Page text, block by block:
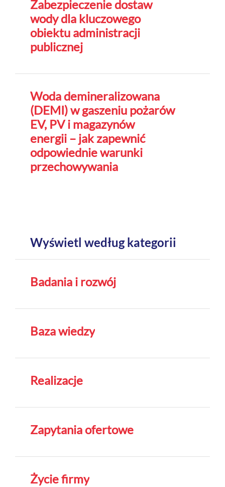
Zabezpieczenie dostaw
wody dla kluczowego
obiektu administracji
publicznej
Woda demineralizowana
(DEMI) w gaszeniu pożarów
EV, PV i magazynów
energii – jak zapewnić
odpowiednie warunki
przechowywania
Wyświetl według kategorii
Badania i rozwój
Baza wiedzy
Realizacje
Zapytania ofertowe
Życie firmy